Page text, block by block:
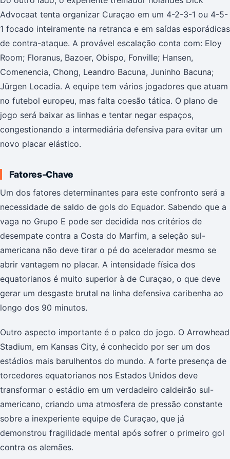
Advocaat tenta organizar Curaçao em um 4-2-3-1 ou 4-5-
1 focado inteiramente na retranca e em saídas esporádicas
de contra-ataque. A provável escalação conta com: Eloy
Room; Floranus, Bazoer, Obispo, Fonville; Hansen,
Comenencia, Chong, Leandro Bacuna, Juninho Bacuna;
Jürgen Locadia. A equipe tem vários jogadores que atuam
no futebol europeu, mas falta coesão tática. O plano de
jogo será baixar as linhas e tentar negar espaços,
congestionando a intermediária defensiva para evitar um
novo placar elástico.
Fatores-Chave
Um dos fatores determinantes para este confronto será a
necessidade de saldo de gols do Equador. Sabendo que a
vaga no Grupo E pode ser decidida nos critérios de
desempate contra a Costa do Marfim, a seleção sul-
americana não deve tirar o pé do acelerador mesmo se
abrir vantagem no placar. A intensidade física dos
equatorianos é muito superior à de Curaçao, o que deve
gerar um desgaste brutal na linha defensiva caribenha ao
longo dos 90 minutos.
Outro aspecto importante é o palco do jogo. O Arrowhead
Stadium, em Kansas City, é conhecido por ser um dos
estádios mais barulhentos do mundo. A forte presença de
torcedores equatorianos nos Estados Unidos deve
transformar o estádio em um verdadeiro caldeirão sul-
americano, criando uma atmosfera de pressão constante
sobre a inexperiente equipe de Curaçao, que já
demonstrou fragilidade mental após sofrer o primeiro gol
contra os alemães.